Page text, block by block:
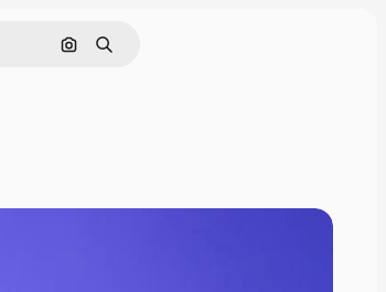
Nach Bild suchen
Suchen